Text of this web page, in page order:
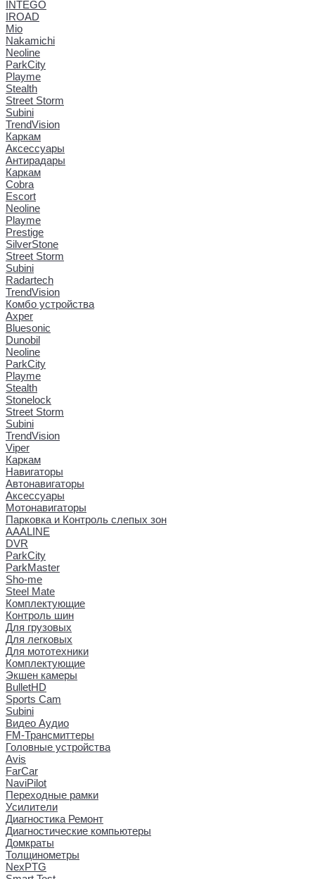
INTEGO
IROAD
Mio
Nakamichi
Neoline
ParkCity
Playme
Stealth
Street Storm
Subini
TrendVision
Каркам
Аксессуары
Антирадары
Каркам
Cobra
Escort
Neoline
Playme
Prestige
SilverStone
Street Storm
Subini
Radartech
TrendVision
Комбо устройства
Axper
Bluesonic
Dunobil
Neoline
ParkCity
Playme
Stealth
Stonelock
Street Storm
Subini
TrendVision
Viper
Каркам
Навигаторы
Автонавигаторы
Аксессуары
Мотонавигаторы
Парковка и Контроль слепых зон
AAALINE
DVR
ParkCity
ParkMaster
Sho-me
Steel Mate
Комплектующие
Контроль шин
Для грузовых
Для легковых
Для мототехники
Комплектующие
Экшен камеры
BulletHD
Sports Cam
Subini
Видео Аудио
FM-Трансмиттеры
Головные устройства
Avis
FarCar
NaviPilot
Переходные рамки
Усилители
Диагностика Ремонт
Диагностические компьютеры
Домкраты
Толщинометры
NexPTG